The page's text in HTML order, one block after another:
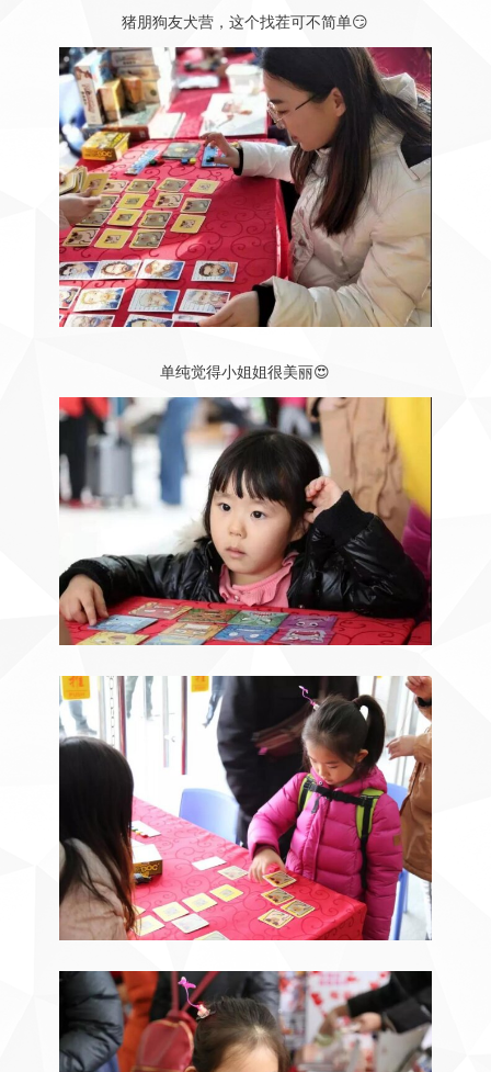
猪朋狗友犬营，这个找茬可不简单😏
单纯觉得小姐姐很美丽😍